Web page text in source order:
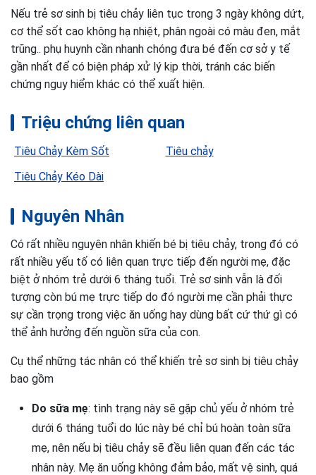
Nếu trẻ sơ sinh bị tiêu chảy liên tục trong 3 ngày không dứt,
cơ thể sốt cao không hạ nhiệt, phân ngoài có màu đen, mắt
trũng.. phụ huynh cần nhanh chóng đưa bé đến cơ sở y tế
gần nhất để có biện pháp xử lý kịp thời, tránh các biến
chứng nguy hiểm khác có thể xuất hiện.
Triệu chứng liên quan
Tiêu Chảy Kèm Sốt
Tiêu Chảy Kéo Dài
Tiêu chảy
Nguyên Nhân
Có rất nhiều nguyên nhân khiến bé bị tiêu chảy, trong đó có
rất nhiều yếu tố có liên quan trực tiếp đến người mẹ, đặc
biệt ở nhóm trẻ dưới 6 tháng tuổi. Trẻ sơ sinh vẫn là đối
tượng còn bú mẹ trực tiếp do đó người mẹ cần phải thực
sự cần trọng trong việc ăn uống hay dùng bất cứ thứ gì có
thể ảnh hưởng đến nguồn sữa của con.
Cụ thể những tác nhân có thể khiến trẻ sơ sinh bị tiêu chảy
bao gồm
Do sữa mẹ: tình trạng này sẽ gặp chủ yếu ở nhóm trẻ
dưới 6 tháng tuổi do lúc này bé chỉ bú hoàn toàn sữa
mẹ, nên nếu bị tiêu chảy sẽ đều liên quan đến các tác
nhân này. Mẹ ăn uống không đảm bảo, mất vệ sinh, quá